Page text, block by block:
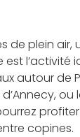
de plein
l’activité
autour de
copines.